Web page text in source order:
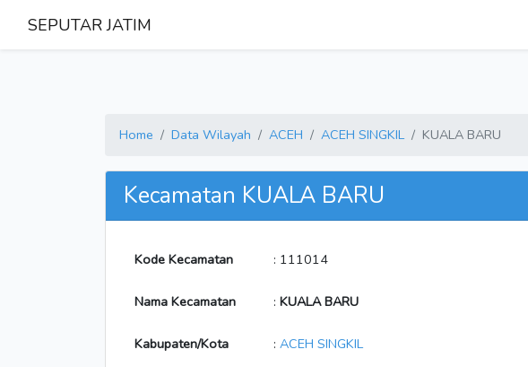
SEPUTAR JATIM
Home Data Wilayah ACEH ACEH SINGKIL KUALA BARU
Kecamatan KUALA BARU
Kode Kecamatan : 111014
Nama Kecamatan : KUALA BARU
Kabupaten/Kota : ACEH SINGKIL